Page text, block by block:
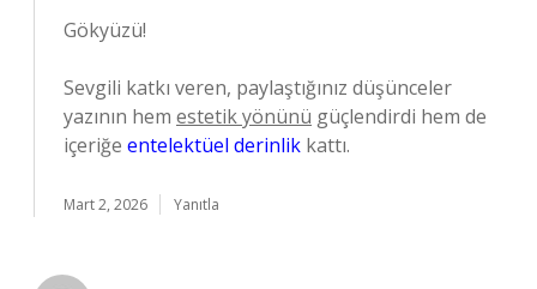
Gökyüzü!
Sevgili katkı veren, paylaştığınız düşünceler
yazının hem estetik yönünü güçlendirdi hem de
içeriğe entelektüel derinlik kattı.
Mart 2, 2026 Yanıtla